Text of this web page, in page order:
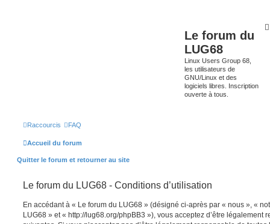
Le forum du
LUG68
Linux Users Group 68,
les utilisateurs de
GNU/Linux et des
logiciels libres. Inscription
ouverte à tous.
Raccourcis FAQ
Accueil du forum
Quitter le forum et retourner au site
Le forum du LUG68 - Conditions d’utilisation
En accédant à « Le forum du LUG68 » (désigné ci-après par « nous », «
LUG68 » et « http://lug68.org/phpBB3 »), vous acceptez d’être légalement